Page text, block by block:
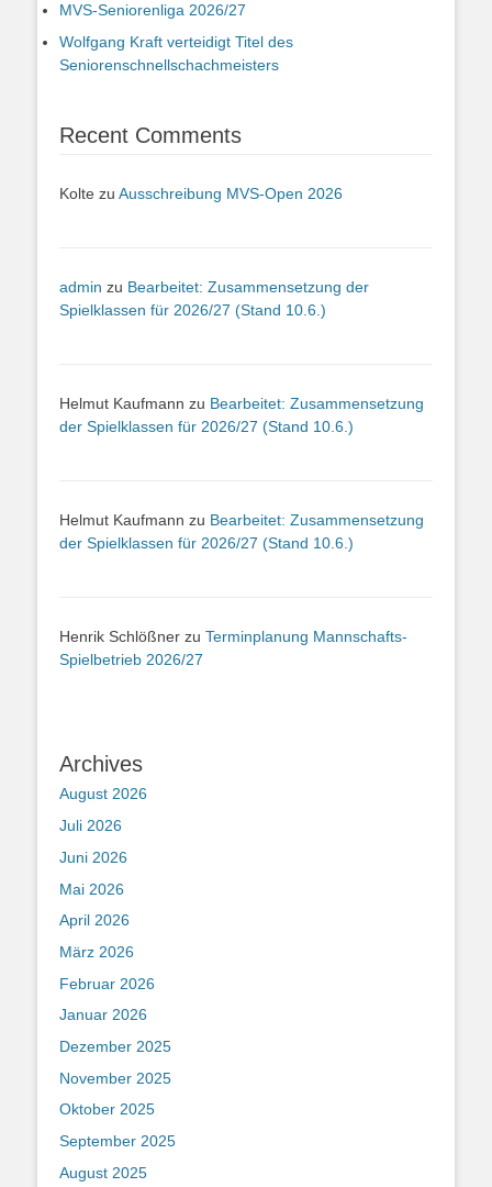
MVS-Seniorenliga 2026/27
Wolfgang Kraft verteidigt Titel des
Seniorenschnellschachmeisters
Recent Comments
Kolte zu Ausschreibung MVS-Open 2026
admin zu Bearbeitet: Zusammensetzung der
Spielklassen für 2026/27 (Stand 10.6.)
Helmut Kaufmann zu Bearbeitet: Zusammensetzung
der Spielklassen für 2026/27 (Stand 10.6.)
Helmut Kaufmann zu Bearbeitet: Zusammensetzung
der Spielklassen für 2026/27 (Stand 10.6.)
Henrik Schlößner zu Terminplanung Mannschafts-
Spielbetrieb 2026/27
Archives
August 2026
Juli 2026
Juni 2026
Mai 2026
April 2026
März 2026
Februar 2026
Januar 2026
Dezember 2025
November 2025
Oktober 2025
September 2025
August 2025